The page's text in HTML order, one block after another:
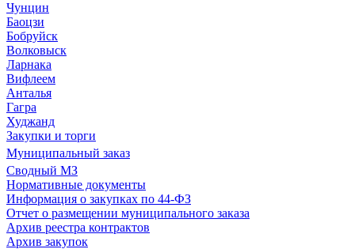
Чунцин
Баоцзи
Бобруйск
Волковыск
Ларнака
Вифлеем
Анталья
Гагра
Худжанд
Закупки и торги
Муниципальный заказ
Сводный МЗ
Нормативные документы
Информация о закупках по 44-ФЗ
Отчет о размещении муниципального заказа
Архив реестра контрактов
Архив закупок